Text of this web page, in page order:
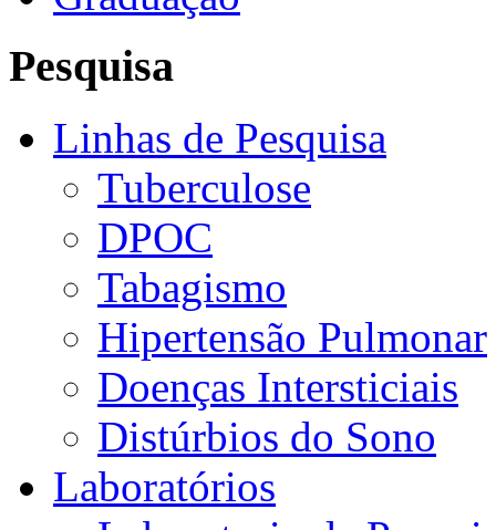
Pesquisa
Linhas de Pesquisa
Tuberculose
DPOC
Tabagismo
Hipertensão Pulmonar
Doenças Intersticiais
Distúrbios do Sono
Laboratórios